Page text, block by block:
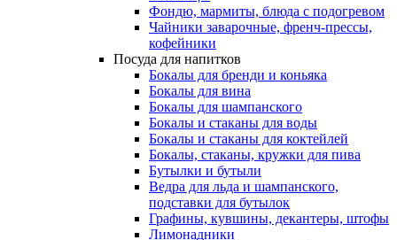
Фондю, мармиты, блюда с подогревом
Чайники заварочные, френч-прессы,
кофейники
Посуда для напитков
Бокалы для бренди и коньяка
Бокалы для вина
Бокалы для шампанского
Бокалы и стаканы для воды
Бокалы и стаканы для коктейлей
Бокалы, стаканы, кружки для пива
Бутылки и бутыли
Ведра для льда и шампанского,
подставки для бутылок
Графины, кувшины, декантеры, штофы
Лимонадники